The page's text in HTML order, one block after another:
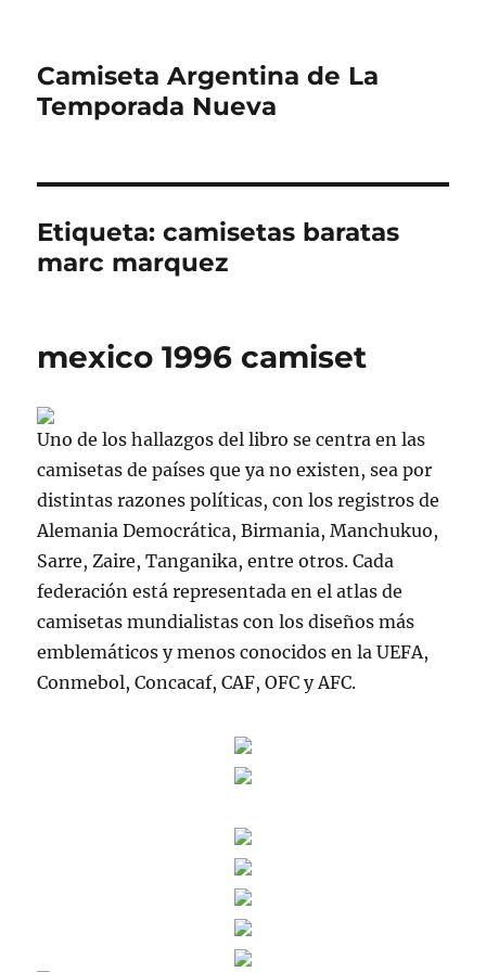
Camiseta Argentina de La
Temporada Nueva
Etiqueta:camisetas baratas
marc marquez
mexico 1996 camiset
Uno de los hallazgos del libro se centra en las
camisetas de países que ya no existen, sea por
distintas razones políticas, con los registros de
Alemania Democrática, Birmania, Manchukuo,
Sarre, Zaire, Tanganika, entre otros. Cada
federación está representada en el atlas de
camisetas mundialistas con los diseños más
emblemáticos y menos conocidos en la UEFA,
Conmebol, Concacaf, CAF, OFC y AFC.